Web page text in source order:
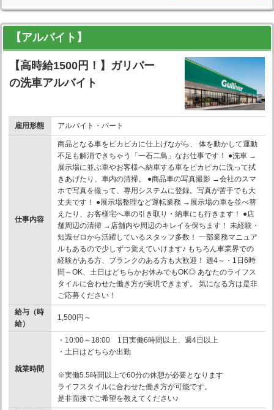
【アルバイト】
【高時給1500円！】ガリバー
の洗車アルバイト
雇用形態 アルバイト・パート
仕事内容
商品となる車をピカピカに仕上げながら、 体を動かして運動
不足も解消できちゃう「一石二鳥」なお仕事です！ ●洗車 →
展示場に並ぶ車やお客様へ納車する車をピカピカに洗って拭
きあげたり、車内の清掃。 ●商品車の写真撮影 →会社のスマ
ホで写真を撮って、専用システムに登録。写真が苦手でも大
丈夫です！ ●展示場整理など運転業務 →展示場の車を並べ替
えたり、お客様宅へ車の引き取り・納車にも行きます！ ●店
舗周辺の清掃 →店舗内や周辺のキレイを保ちます！ 未経験・
知識ゼロから活躍しているスタッフ多数！ 一部業務マニュア
ルもあるので少しずつ覚えていけます♪ もちろん車業界での
経験がある方、ブランクのある方も大歓迎！ 週4～・1日6時
間～OK、土日はどちらかお休みでもOK◎ あなたのライフス
タイルに合わせた働き方が実現できます。 気になる方は是非
ご応募ください！
給与（時
給）
1,500円～
就業時間
・10:00～18:00 1日実働6時間以上、週4日以上
・土日はどちらか出勤
※実働5.5時間以上で60分の休憩が必要となります
ライフスタイルに合わせた働き方が可能です。
是非面接でご希望を教えてください♪